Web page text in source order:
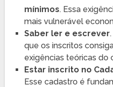
mínimos. Essa
mais vulnerável
Saber ler e escrever
que os inscritos
exigências teóricas do
Estar inscrito no
Esse cadastro é